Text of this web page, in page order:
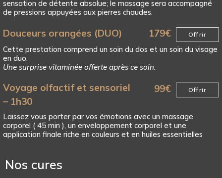
sensation de détente absolue; le massage sera accompagné
de pressions appuyées aux pierres chaudes.
Douceurs orangées (DUO) 179€ Offrir
Cette prestation comprend un soin du dos et un soin du visage
en duo.
Une surprise vitaminée offerte après ce soin.
Voyage olfactif et sensoriel
– 1h30
99€ Offrir
Laissez vous porter par vos émotions avec un massage
corporel ( 45 min ), un enveloppement corporel et une
application finale riche en couleurs et en huiles essentielles
Nos cures